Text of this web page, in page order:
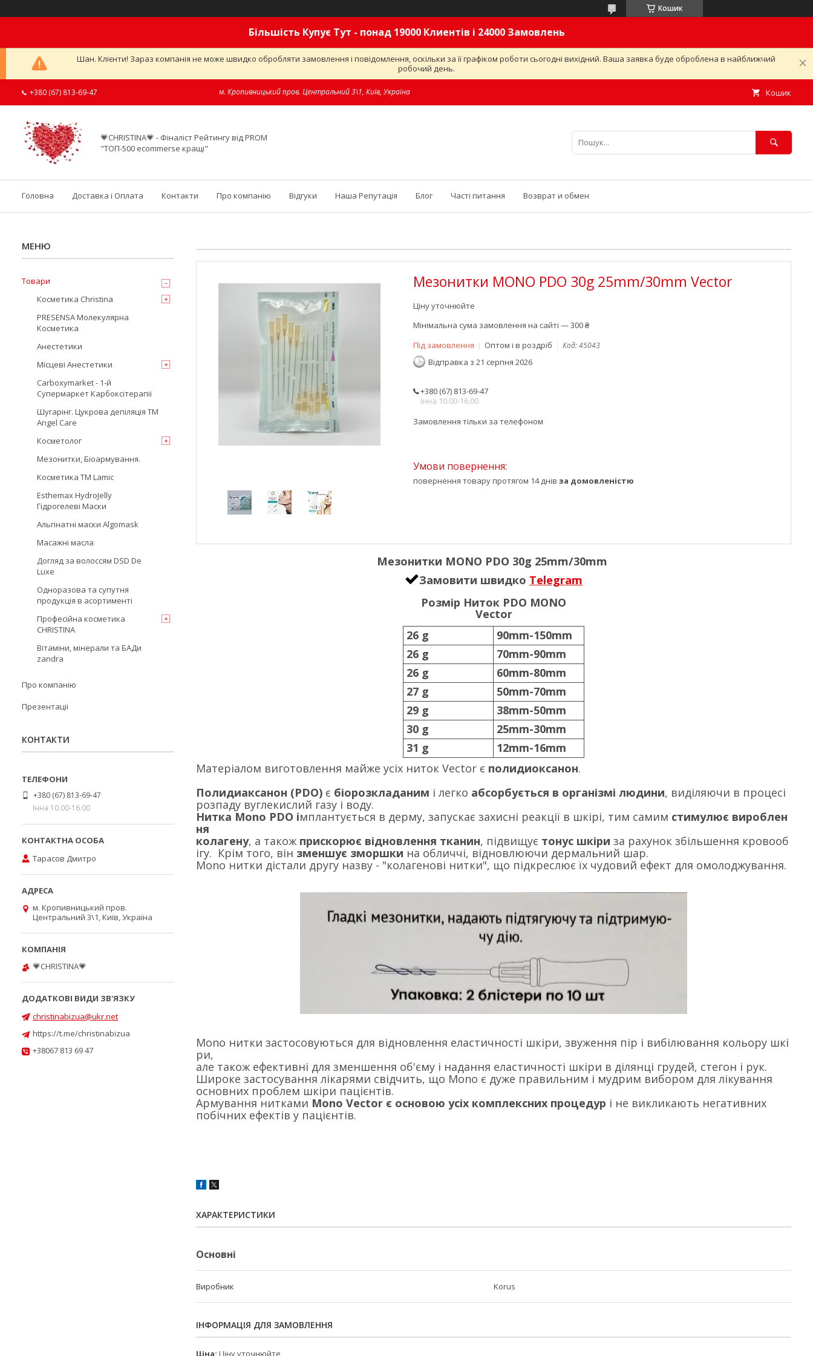
Кошик
Більшість Купує Тут - понад 19000 Клиентів і 24000 Замовлень
Шан. Клієнти! Зараз компанія не може швидко обробляти замовлення і повідомлення, оскільки за її графіком роботи сьогодні вихідний. Ваша заявка буде оброблена в найближчий
робочий день.
+380 (67) 813-69-47 м. Кропивницький пров. Центральний 3\1, Київ, Україна Кошик
💗CHRISTINA💗 - Фіналіст Рейтингу від PROM
"ТОП-500 ecommerse кращі"
Головна Доставка і Оплата Контакти Про компанію Відгуки Наша Репутація Блог Часті питання Возврат и обмен
Мезонитки MONO PDO 30g 25mm/30mm Vector
Ціну уточнюйте
Мінімальна сума замовлення на сайті — 300 ₴
Під замовлення
Оптом і в роздріб Код:45043
Відправка з 21 серпня 2026
+380 (67) 813-69-47
Інна 10.00-16.00
Замовлення тільки за телефоном
повернення товару протягом 14 днів за домовленістю
Мезонитки MONO PDO 30g 25mm/30mm
Замовити швидко Telegram
Розмір Ниток PDO MONO
Vector
26 g
90mm-150mm
26 g
70mm-90mm
26 g
60mm-80mm
27 g
50mm-70mm
29 g
38mm-50mm
30 g
25mm-30mm
31 g
12mm-16mm
Матеріалом виготовлення майже усіх ниток Vector є полидиоксанон.
Полидиаксанон (PDO) є біорозкладаним і легко абсорбується в організмі людини, виділяючи в процесі
розпаду вуглекислий газу і воду.
Нитка Mono PDO імплантується в дерму, запускає захисні реакції в шкірі, тим самим стимулює вироблен
ня
колагену, а також прискорює відновлення тканин, підвищує тонус шкіри за рахунок збільшення кровооб
ігу. Крім того, він зменшує зморшки на обличчі, відновлюючи дермальний шар.
Mono нитки дістали другу назву - "колагенові нитки", що підкреслює їх чудовий ефект для омолоджування.
Mono нитки застосовуються для відновлення еластичності шкіри, звуження пір і вибілювання кольору шкі
ри,
але також ефективні для зменшення об'єму і надання еластичності шкіри в ділянці грудей, стегон і рук.
Широке застосування лікарями свідчить, що Mono є дуже правильним і мудрим вибором для лікування
основних проблем шкіри пацієнтів.
Армування нитками Mono Vector є основою усіх комплексних процедур і не викликають негативних
побічних ефектів у пацієнтів.
ХАРАКТЕРИСТИКИ
Основні
Виробник Korus
ІНФОРМАЦІЯ ДЛЯ ЗАМОВЛЕННЯ
Ціна: Ціну уточнюйте
Товари
Косметика Christina
PRESENSA Молекулярна
Косметика
Анестетики
Місцеві Анестетики
Carboxymarket - 1-й
Супермаркет Карбоксітерапіі
Шугарінг. Цукрова депіляція TM
Angel Care
Косметолог
Мезонитки, Біоармування.
Косметика TM Lamic
Esthemax HydroJelly
Гідрогелеві Маски
Альгінатні маски Algomask
Масажні масла
Догляд за волоссям DSD De
Luxe
Одноразова та супутня
продукція в асортименті
Професійна косметика
CHRISTINA
Вітаміни, мінерали та БАДи
zandra
Про компанію
Презентаціі
КОНТАКТИ
+380 (67) 813-69-47
Інна 10.00-16.00
Тарасов Дмитро
м. Кропивницький пров.
Центральний 3\1, Київ, Україна
💗CHRISTINA💗
christinabizua@ukr.net
https://t.me/christinabizua
+38067 813 69 47